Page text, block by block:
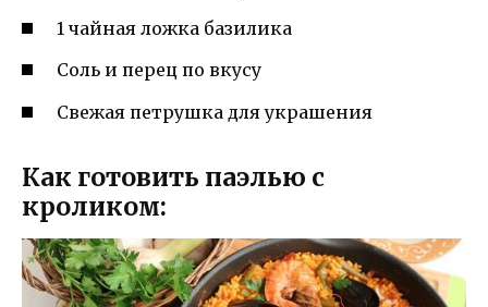
1 чайная ложка базилика
Соль и перец по вкусу
Свежая петрушка для украшения
Как готовить паэлью с
кроликом: